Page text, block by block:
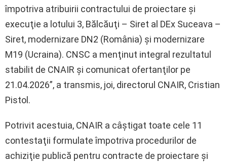
împotriva atribuirii contractului de proiectare şi
execuţie a lotului 3, Bălcăuţi – Siret al DEx Suceava –
Siret, modernizare DN2 (România) şi modernizare
M19 (Ucraina). CNSC a menţinut integral rezultatul
stabilit de CNAIR şi comunicat ofertanţilor pe
21.04.2026”, a transmis, joi, directorul CNAIR, Cristian
Pistol.
Potrivit acestuia, CNAIR a câştigat toate cele 11
contestaţii formulate împotriva procedurilor de
achiziţie publică pentru contracte de proiectare şi